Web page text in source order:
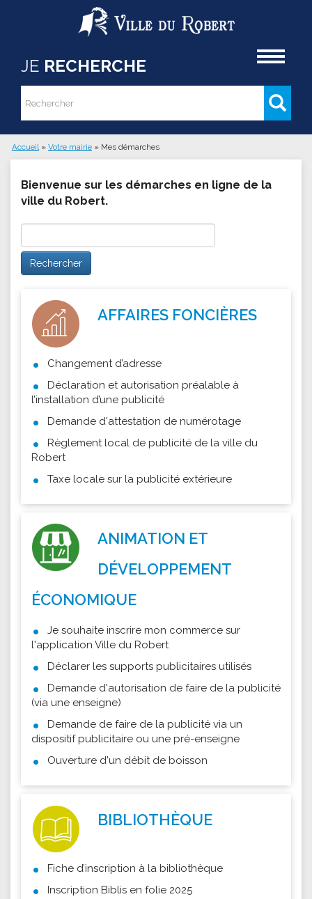
Aller au contenu principal
JE RECHERCHE
Formulaire de recherche
Rechercher
Vous êtes ici
Accueil » Votre mairie » Mes démarches
Bienvenue sur les démarches en ligne de la
ville du Robert.
Rechercher
AFFAIRES FONCIÈRES
Changement d’adresse
Déclaration et autorisation préalable à
l’installation d’une publicité
Demande d'attestation de numérotage
Règlement local de publicité de la ville du
Robert
Taxe locale sur la publicité extérieure
ANIMATION ET
DÉVELOPPEMENT
ÉCONOMIQUE
Je souhaite inscrire mon commerce sur
l'application Ville du Robert
Déclarer les supports publicitaires utilisés
Demande d'autorisation de faire de la publicité
(via une enseigne)
Demande de faire de la publicité via un
dispositif publicitaire ou une pré-enseigne
Ouverture d'un débit de boisson
BIBLIOTHÈQUE
Fiche d’inscription à la bibliothèque
Inscription Biblis en folie 2025